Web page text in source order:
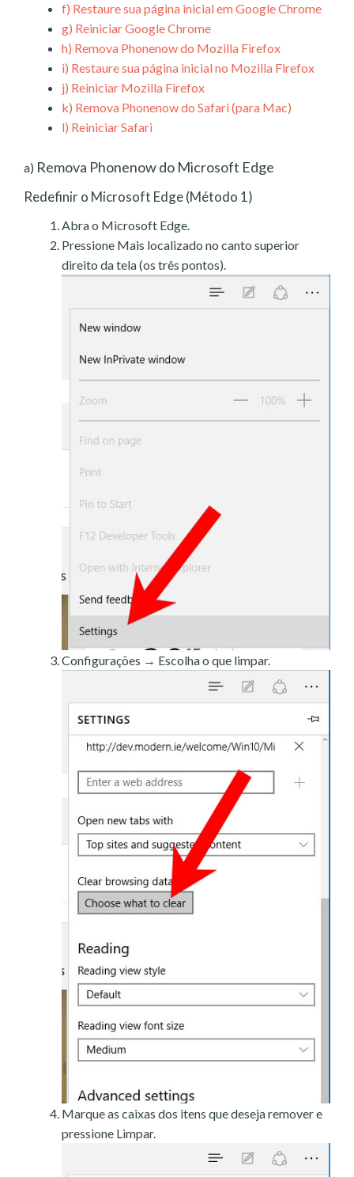
f) Restaure sua página inicial em Google Chrome
g) Reiniciar Google Chrome
h) Remova Phonenow do Mozilla Firefox
i) Restaure sua página inicial no Mozilla Firefox
j) Reiniciar Mozilla Firefox
k) Remova Phonenow do Safari (para Mac)
l) Reiniciar Safari
a) Remova Phonenow do Microsoft Edge
Redefinir o Microsoft Edge (Método 1)
Abra o Microsoft Edge.
Pressione Mais localizado no canto superior
direito da tela (os três pontos).
Configurações → Escolha o que limpar.
Marque as caixas dos itens que deseja remover e
pressione Limpar.